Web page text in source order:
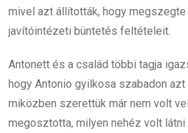
mivel azt állították, hogy
javítóintézeti büntetés feltételeit.
Antonett és a család többi tagja
hogy Antonio gyilkosa szabadon azt
miközben szerettük már nem volt
megosztotta, milyen nehéz volt